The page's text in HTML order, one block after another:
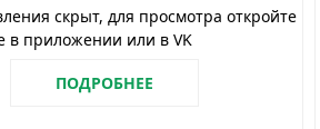
скрыт, для просмотра откройте
в приложении или в VK
ПОДРОБНЕЕ